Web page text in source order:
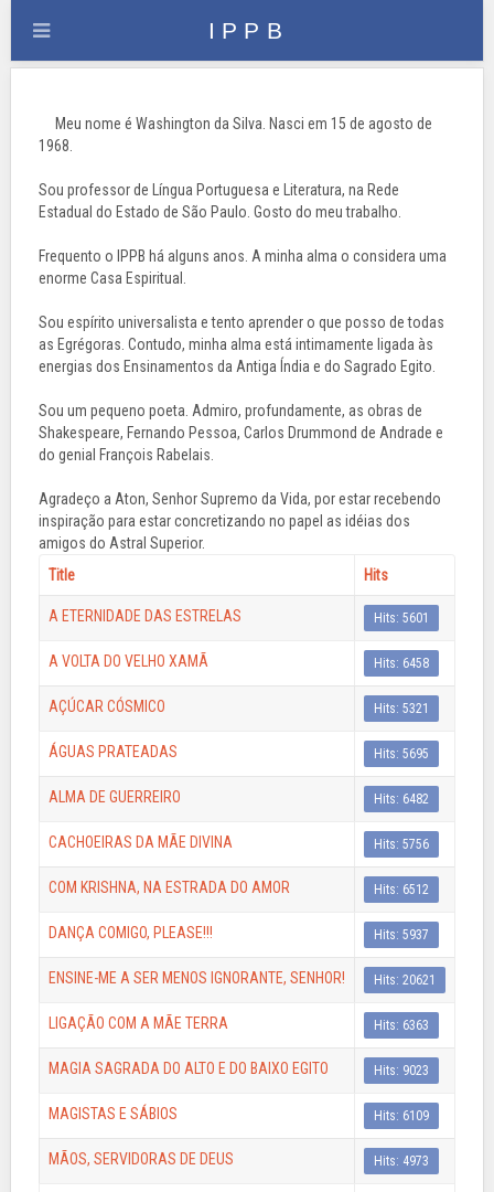
Meu nome é Washington da Silva. Nasci em 15 de agosto de
1968.
Sou professor de Língua Portuguesa e Literatura, na Rede
Estadual do Estado de São Paulo. Gosto do meu trabalho.
Frequento o IPPB há alguns anos. A minha alma o considera uma
enorme Casa Espiritual.
Sou espírito universalista e tento aprender o que posso de todas
as Egrégoras. Contudo, minha alma está intimamente ligada às
energias dos Ensinamentos da Antiga Índia e do Sagrado Egito.
Sou um pequeno poeta. Admiro, profundamente, as obras de
Shakespeare, Fernando Pessoa, Carlos Drummond de Andrade e
do genial François Rabelais.
Agradeço a Aton, Senhor Supremo da Vida, por estar recebendo
inspiração para estar concretizando no papel as idéias dos
amigos do Astral Superior.
Title
Hits
A ETERNIDADE DAS ESTRELAS Hits: 5601
A VOLTA DO VELHO XAMÃ Hits: 6458
AÇÚCAR CÓSMICO Hits: 5321
ÁGUAS PRATEADAS Hits: 5695
ALMA DE GUERREIRO Hits: 6482
CACHOEIRAS DA MÃE DIVINA Hits: 5756
COM KRISHNA, NA ESTRADA DO AMOR Hits: 6512
DANÇA COMIGO, PLEASE!!! Hits: 5937
ENSINE-ME A SER MENOS IGNORANTE, SENHOR! Hits: 20621
LIGAÇÃO COM A MÃE TERRA Hits: 6363
MAGIA SAGRADA DO ALTO E DO BAIXO EGITO Hits: 9023
MAGISTAS E SÁBIOS Hits: 6109
MÃOS, SERVIDORAS DE DEUS Hits: 4973